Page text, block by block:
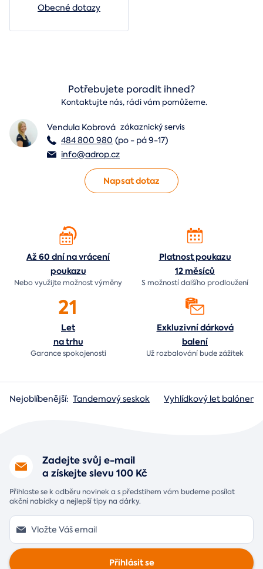
Obecné dotazy
Potřebujete poradit ihned?
Kontaktujte nás, rádi vám pomůžeme.
Vendula Kobrová zákaznický servis
484 800 980 (po - pá 9-17)
info@adrop.cz
Napsat dotaz
Až 60 dní na vrácení
poukazu
Nebo využijte možnost výměny
Platnost poukazu
12 měsíců
S možností dalšího prodloužení
21
Let
na trhu
Garance spokojenosti
Exkluzivní dárková
balení
Už rozbalování budezážitek
Nejoblíbenější: Tandemový seskok Vyhlídkový let balónem
Zadejte svůj e-mail
a získejte slevu 100 Kč
Přihlaste se k odběru novinek a s předstihem vám budeme posílat
akční nabídky a nejlepší tipy na dárky.
Přihlásit se